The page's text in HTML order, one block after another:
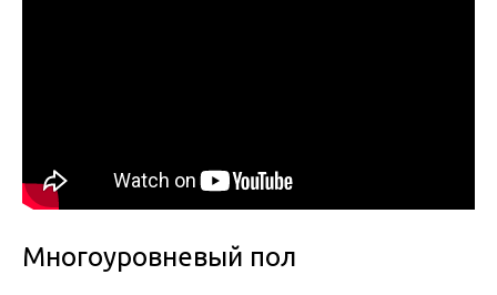
Многоуровневый пол